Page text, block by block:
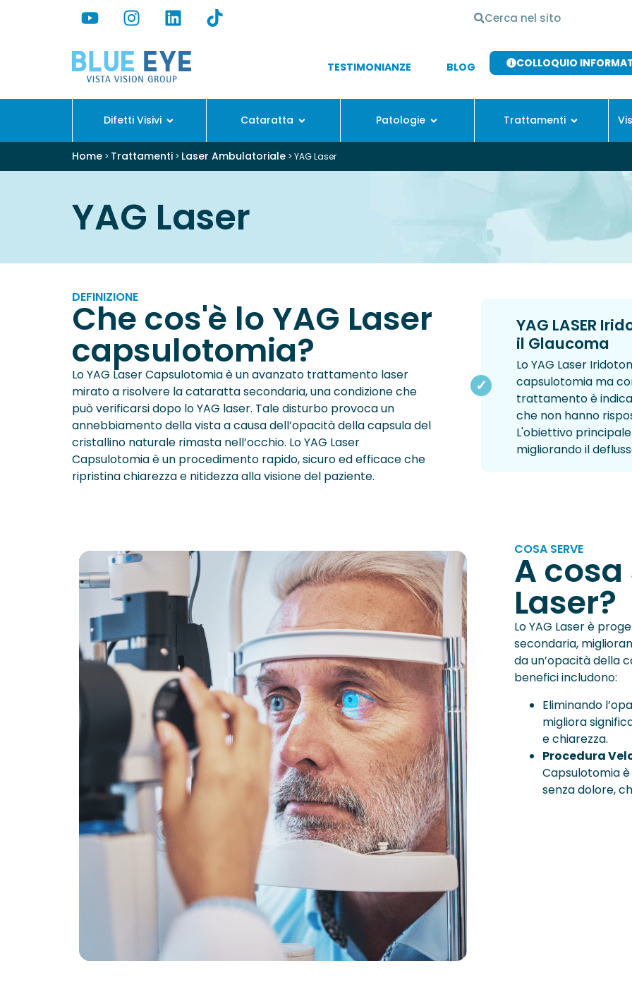
TESTIMONIANZE BLOG COLLOQUIO
Difetti Visivi Cataratta Patologie Trattamenti
Home > Trattamenti > Laser Ambulatoriale > YAG Laser
YAG Laser
DEFINIZIONE
Che cos'è lo YAG Laser
capsulotomia?
Lo YAG Laser Capsulotomia è un avanzato trattamento laser
mirato a risolvere la cataratta secondaria, una condizione che
può verificarsi dopo lo YAG laser. Tale disturbo provoca un
annebbiamento della vista a causa dell’opacità della capsula del
cristallino naturale rimasta nell’occhio. Lo YAG Laser
Capsulotomia è un procedimento rapido, sicuro ed efficace che
ripristina chiarezza e nitidezza alla visione del paziente.
YAG LASER
il Glaucoma
Lo YAG Laser
capsulotomia ma
trattamento è
che non hanno
L'obiettivo
migliorando il
COSA SERVE
A cosa
Laser?
Lo YAG Laser è
secondaria,
da un’opacità della
benefici includono:
Eliminando
migliora
e chiarezza.
Procedura
Capsulotomia
senza dolore,